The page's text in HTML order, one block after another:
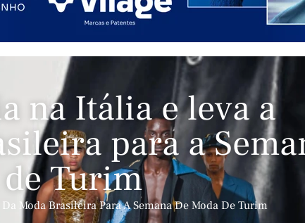
na Itália e leva a
para a
Turim
Moda Brasileira Para A Semana De Moda De Turim